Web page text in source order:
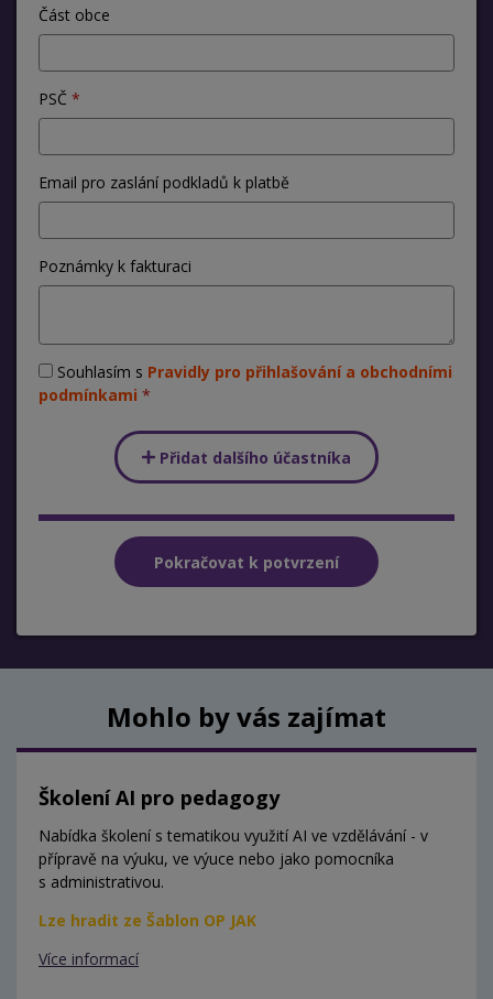
Část obce
PSČ
Email pro zaslání podkladů k platbě
Poznámky k fakturaci
Souhlasím s Pravidly pro přihlašování a obchodními
podmínkami
Přidat dalšího účastníka
Mohlo by vás zajímat
Školení AI pro pedagogy
Nabídka školení s tematikou využití AI ve vzdělávání - v
přípravě na výuku, ve výuce nebo jako pomocníka
s administrativou.
Lze hradit ze Šablon OP JAK
Více informací